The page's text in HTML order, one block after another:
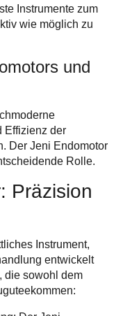
Instrumente zum
wie möglich zu
und
Effizienz der
Der Jeni Endomotor
Rolle.
Präzision
Instrument,
entwickelt
die sowohl dem